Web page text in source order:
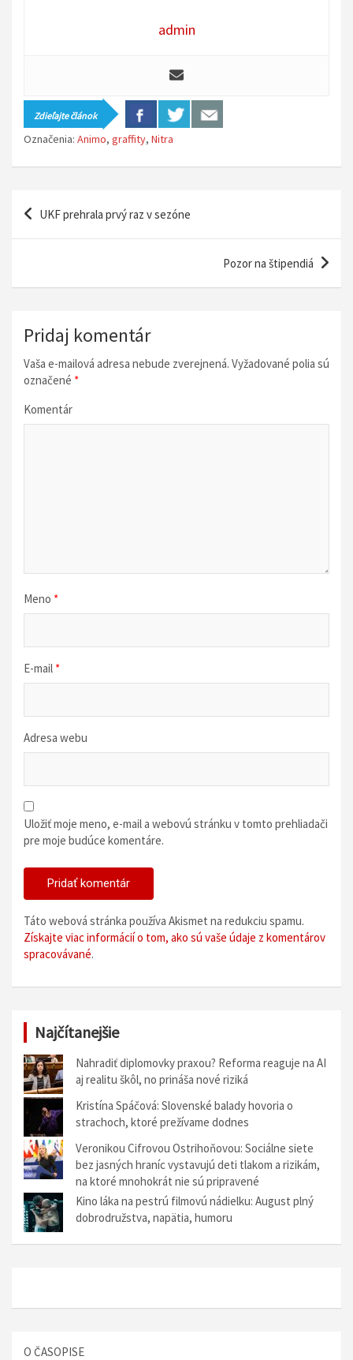
admin
Zdieľajte článok
Označenia: Animo, graffity, Nitra
UKF prehrala prvý raz v sezóne
Pozor na štipendiá
Pridaj komentár
Vaša e-mailová adresa nebude zverejnená. Vyžadované polia sú
označené *
Komentár
Meno *
E-mail *
Adresa webu
Uložiť moje meno, e-mail a webovú stránku v tomto prehliadači
pre moje budúce komentáre.
Táto webová stránka používa Akismet na redukciu spamu.
Získajte viac informácií o tom, ako sú vaše údaje z komentárov
spracovávané.
Najčítanejšie
Nahradiť diplomovky praxou? Reforma reaguje na AI
aj realitu škôl, no prináša nové riziká
Kristína Spáčová: Slovenské balady hovoria o
strachoch, ktoré prežívame dodnes
Veronikou Cifrovou Ostrihoňovou: Sociálne siete
bez jasných hraníc vystavujú deti tlakom a rizikám,
na ktoré mnohokrát nie sú pripravené
Kino láka na pestrú filmovú nádielku: August plný
dobrodružstva, napätia, humoru
O ČASOPISE